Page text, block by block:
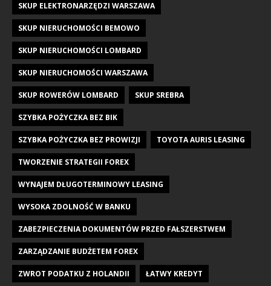
SKUP ELEKTRONARZĘDZI WARSZAWA
SKUP NIERUCHOMOŚCI BEMOWO
SKUP NIERUCHOMOŚCI LOMBARD
SKUP NIERUCHOMOŚCI WARSZAWA
SKUP ROWERÓW LOMBARD SKUP SREBRA
SZYBKA POŻYCZKA BEZ BIK
SZYBKA POŻYCZKA BEZ PROWIZJI TOYOTA AURIS LEASING
TWORZENIE STRATEGII FOREX
WYNAJEM DŁUGOTERMINOWY LEASING
WYSOKA ZDOLNOŚĆ W BANKU
ZABEZPIECZENIA DOKUMENTÓW PRZED FAŁSZERSTWEM
ZARZĄDZANIE BUDŻETEM FOREX
ZWROT PODATKU Z HOLANDII ŁATWY KREDYT